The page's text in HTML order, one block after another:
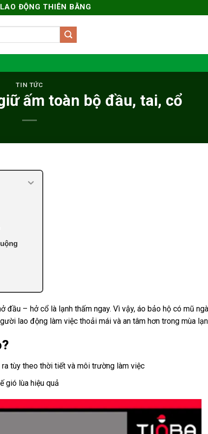
ĐỘNG THIÊN BẰNG
TIN TỨC
ấm toàn bộ đầu, tai, cổ
đầu – hở cổ là lạnh thấm ngay. Vì vậy, áo bảo hộ có mũ
lao động làm việc thoải mái và an tâm hơn trong mùa
tùy theo thời tiết và môi trường làm việc
gió lùa hiệu quả